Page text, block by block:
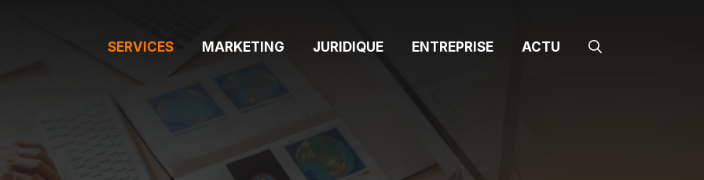
SERVICES MARKETING JURIDIQUE ENTREPRISE ACTU